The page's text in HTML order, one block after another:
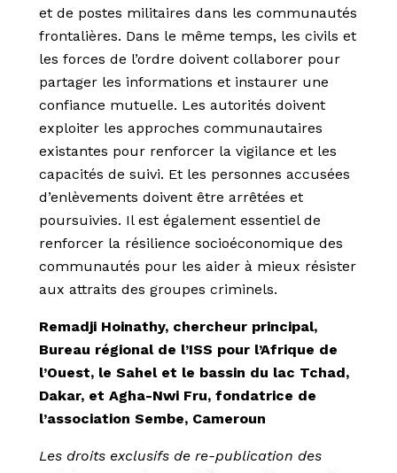
et de postes militaires dans les communautés
frontalières. Dans le même temps, les civils et
les forces de l’ordre doivent collaborer pour
partager les informations et instaurer une
confiance mutuelle. Les autorités doivent
exploiter les approches communautaires
existantes pour renforcer la vigilance et les
capacités de suivi. Et les personnes accusées
d’enlèvements doivent être arrêtées et
poursuivies. Il est également essentiel de
renforcer la résilience socioéconomique des
communautés pour les aider à mieux résister
aux attraits des groupes criminels.
Remadji Hoinathy, chercheur principal,
Bureau régional de l’ISS pour l’Afrique de
l’Ouest, le Sahel et le bassin du lac Tchad,
Dakar, et Agha-Nwi Fru, fondatrice de
l’association Sembe, Cameroun
Les droits exclusifs de re-publication des